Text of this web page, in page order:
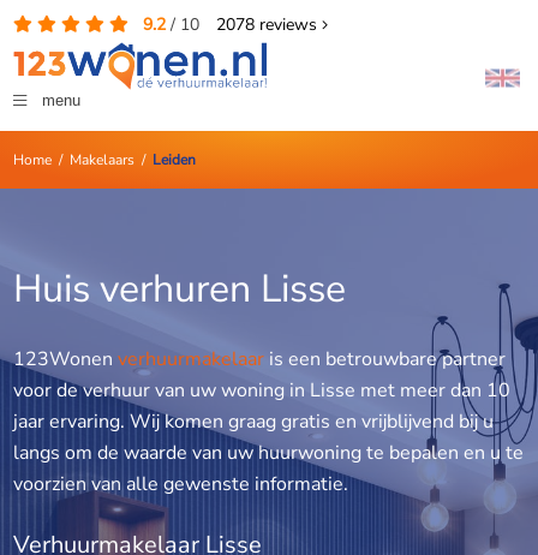
9.2/ 10 2078reviews
menu
Home/ Makelaars/ Leiden
Huis verhuren Lisse
123Wonen verhuurmakelaar is een betrouwbare partner
voor de verhuur van uw woning in Lisse met meer dan 10
jaar ervaring. Wij komen graag gratis en vrijblijvend bij u
langs om de waarde van uw huurwoning te bepalen en u te
voorzien van alle gewenste informatie.
Verhuurmakelaar Lisse